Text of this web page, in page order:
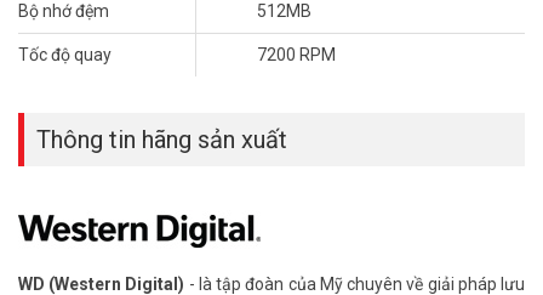
Bộ nhớ đệm 512MB
Tốc độ quay 7200 RPM
Thông tin hãng sản xuất
WD (Western Digital) - là tập đoàn của Mỹ chuyên về giải pháp lưu